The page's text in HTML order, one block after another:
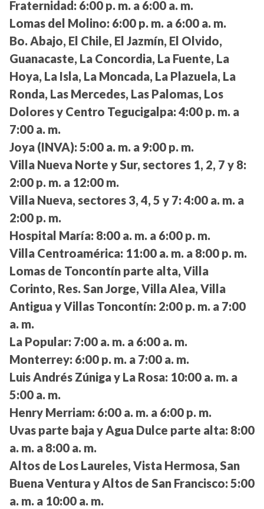
Fraternidad: 6:00 p. m. a 6:00 a. m.
Lomas del Molino: 6:00 p. m. a 6:00 a. m.
Bo. Abajo, El Chile, El Jazmín, El Olvido,
Guanacaste, La Concordia, La Fuente, La
Hoya, La Isla, La Moncada, La Plazuela, La
Ronda, Las Mercedes, Las Palomas, Los
Dolores y Centro Tegucigalpa: 4:00 p. m. a
7:00 a. m.
Joya (INVA): 5:00 a. m. a 9:00 p. m.
Villa Nueva Norte y Sur, sectores 1, 2, 7 y 8:
2:00 p. m. a 12:00 m.
Villa Nueva, sectores 3, 4, 5 y 7: 4:00 a. m. a
2:00 p. m.
Hospital María: 8:00 a. m. a 6:00 p. m.
Villa Centroamérica: 11:00 a. m. a 8:00 p. m.
Lomas de Toncontín parte alta, Villa
Corinto, Res. San Jorge, Villa Alea, Villa
Antigua y Villas Toncontín: 2:00 p. m. a 7:00
a. m.
La Popular: 7:00 a. m. a 6:00 a. m.
Monterrey: 6:00 p. m. a 7:00 a. m.
Luis Andrés Zúniga y La Rosa: 10:00 a. m. a
5:00 a. m.
Henry Merriam: 6:00 a. m. a 6:00 p. m.
Uvas parte baja y Agua Dulce parte alta: 8:00
a. m. a 8:00 a. m.
Altos de Los Laureles, Vista Hermosa, San
Buena Ventura y Altos de San Francisco: 5:00
a. m. a 10:00 a. m.